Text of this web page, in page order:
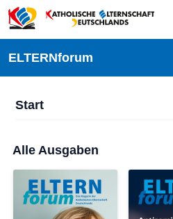
ELTERNforum
Start
Alle Ausgaben